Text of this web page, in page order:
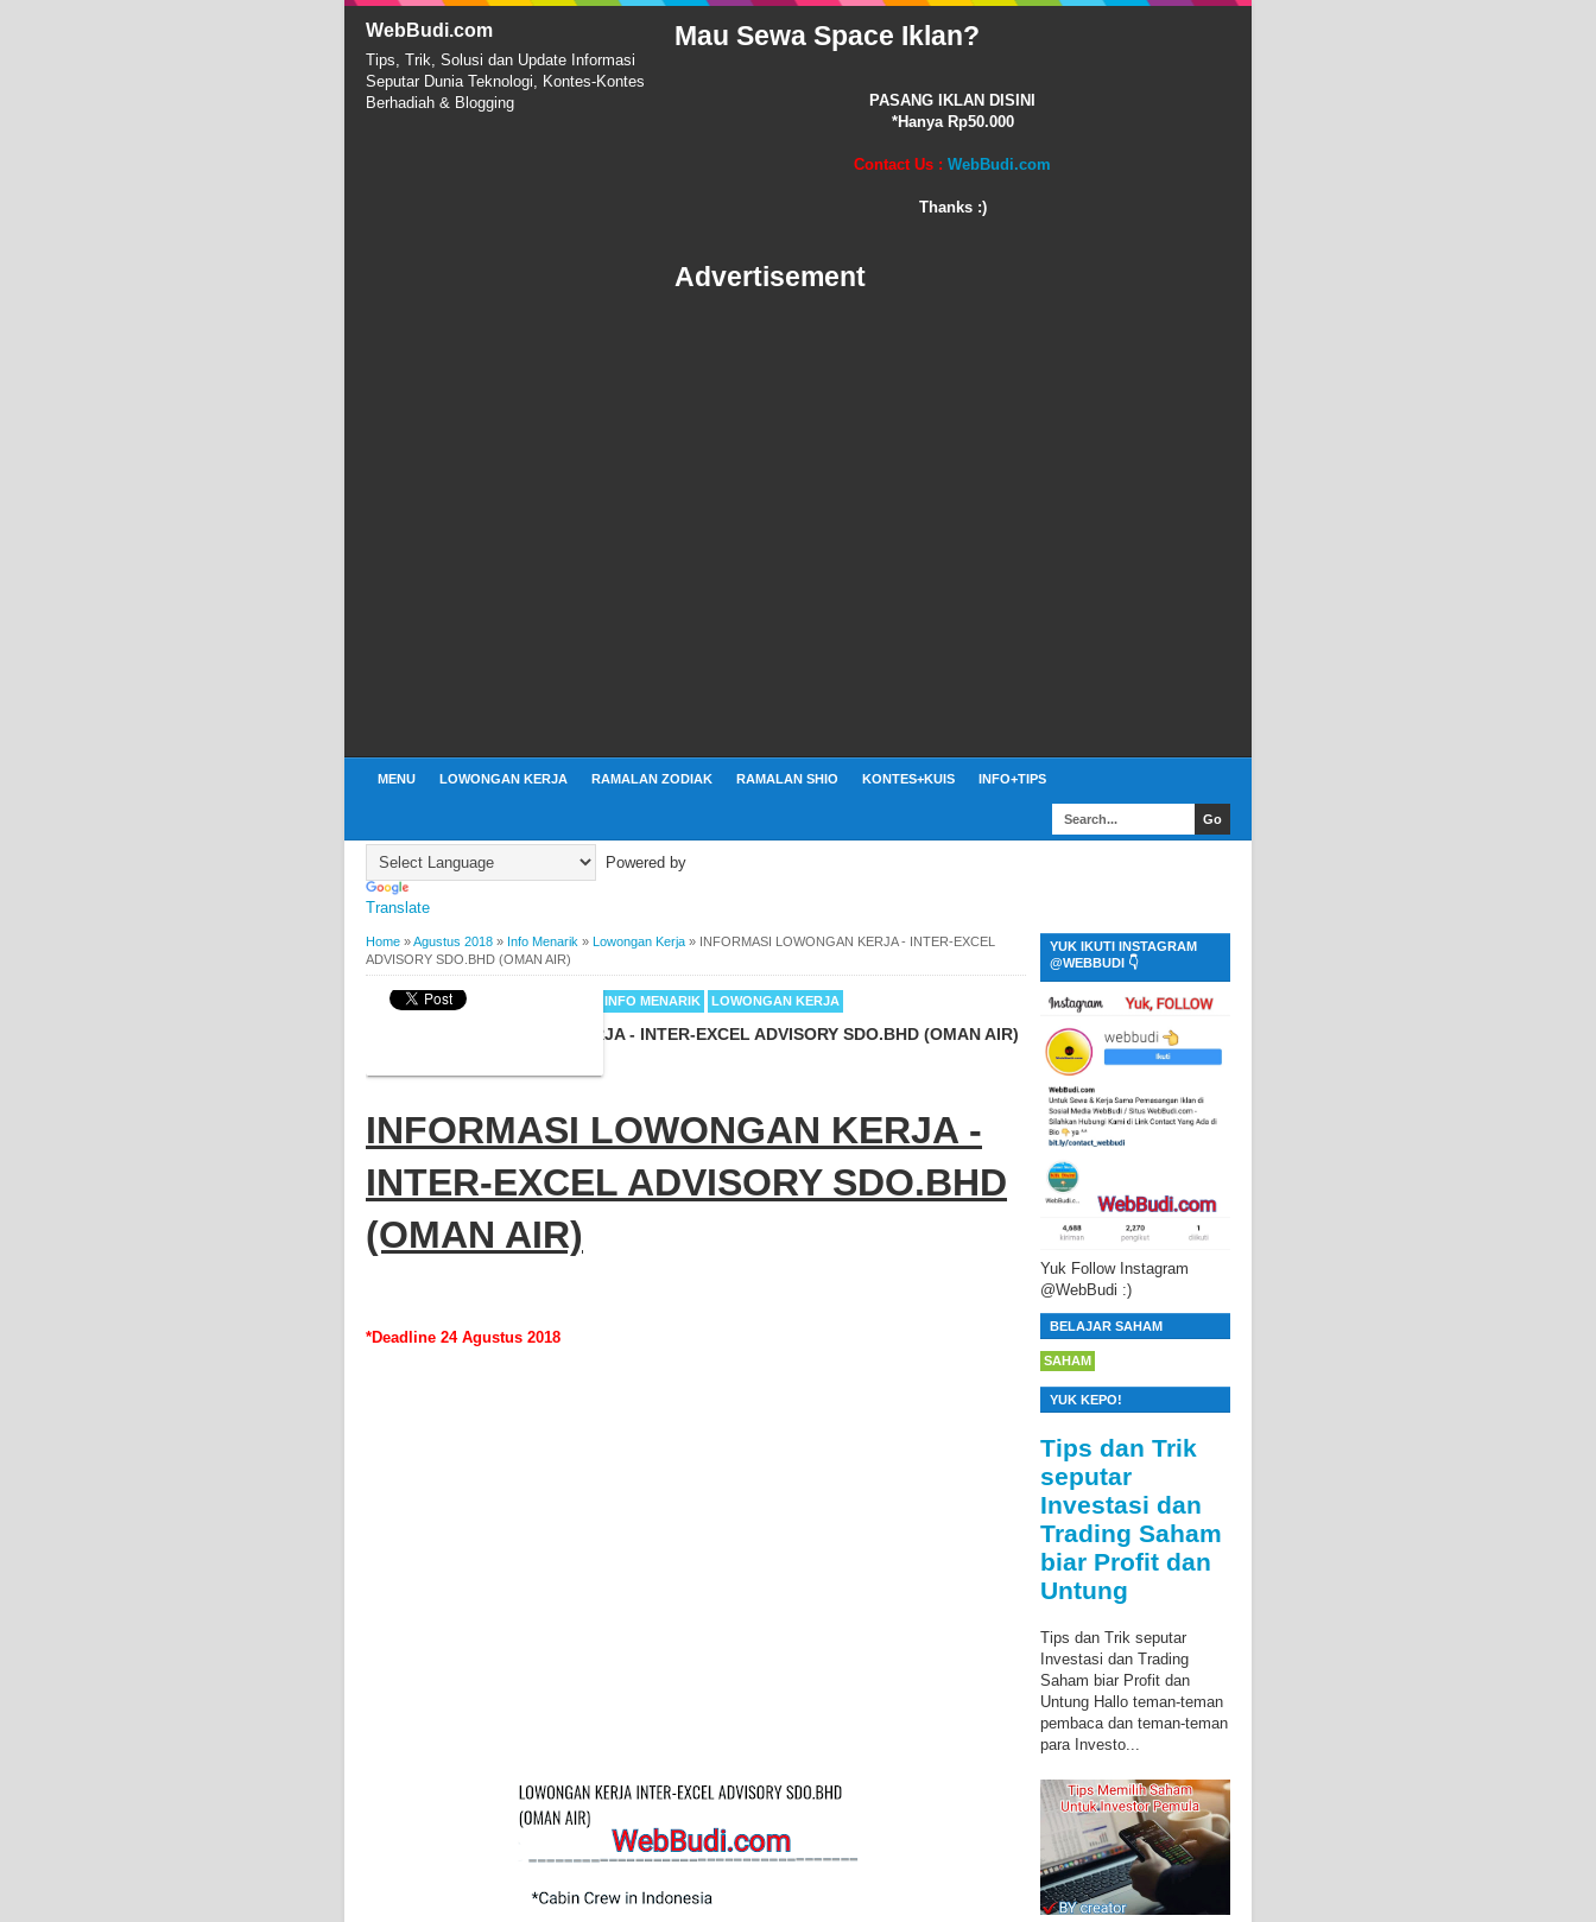
WebBudi.com
Tips, Trik, Solusi dan Update Informasi
Seputar Dunia Teknologi, Kontes-Kontes
Berhadiah & Blogging
Mau Sewa Space Iklan?
PASANG IKLAN DISINI
*Hanya Rp50.000
Contact Us : WebBudi.com
Thanks :)
Advertisement
MENU LOWONGAN KERJA RAMALAN ZODIAK RAMALAN SHIO KONTES+KUIS INFO+TIPS
Powered by
Translate
Home »Agustus 2018 » Info Menarik » Lowongan Kerja » INFORMASI LOWONGAN KERJA - INTER-EXCEL
ADVISORY SDO.BHD (OMAN AIR)
BYWEBBUDI.COM INFO MENARIK LOWONGAN KERJA
INFORMASI LOWONGAN KERJA - INTER-EXCEL ADVISORY SDO.BHD (OMAN AIR)
INFORMASI LOWONGAN KERJA -
INTER-EXCEL ADVISORY SDO.BHD
(OMAN AIR)
*Deadline 24 Agustus 2018
YUK IKUTI INSTAGRAM
@WEBBUDI 👇
Yuk Follow Instagram
@WebBudi :)
BELAJAR SAHAM
SAHAM
YUK KEPO!
Tips dan Trik
seputar
Investasi dan
Trading Saham
biar Profit dan
Untung
Tips dan Trik seputar
Investasi dan Trading
Saham biar Profit dan
Untung Hallo teman-teman
pembaca dan teman-teman
para Investo...